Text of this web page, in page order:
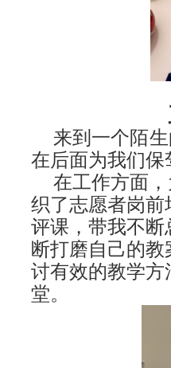
来到一个陌
在后面为我们
在工作方面
织了志愿者岗
评课，带我不
断打磨自己的
讨有效的教学
堂。